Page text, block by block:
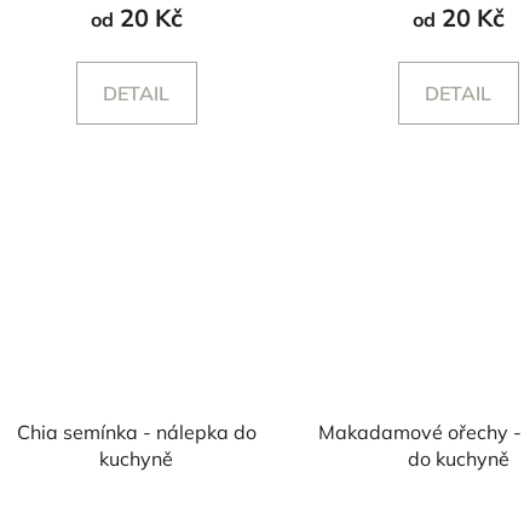
od 20 Kč
DETAIL
od 20 Kč
DETAIL
Chia semínka - nálepka do
kuchyně
Makadamové ořechy
do kuchyně